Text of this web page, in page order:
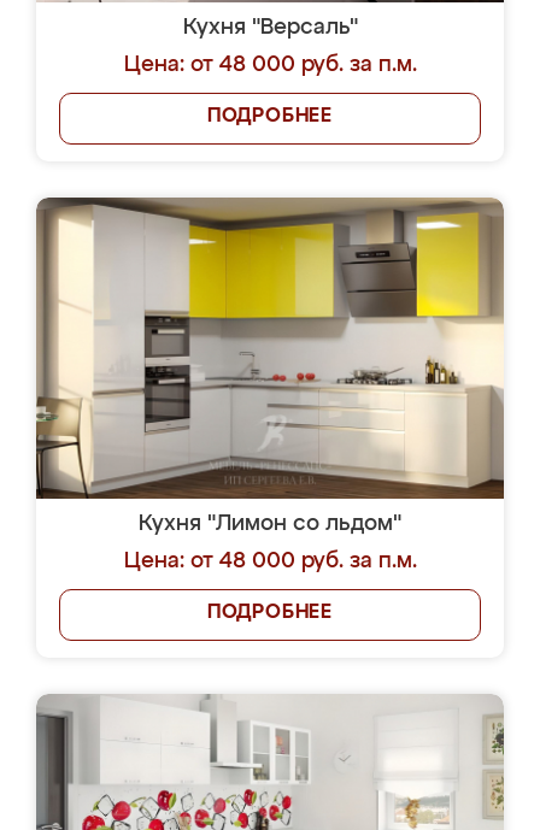
Кухня "Версаль"
Цена: от 48 000 руб. за п.м.
ПОДРОБНЕЕ
Кухня "Лимон со льдом"
Цена: от 48 000 руб. за п.м.
ПОДРОБНЕЕ